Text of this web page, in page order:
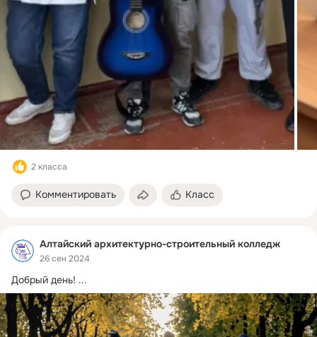
2 класса
Комментировать Класс
Алтайский архитектурно-строительный колледж
26 сен 2024
Добрый день! ...